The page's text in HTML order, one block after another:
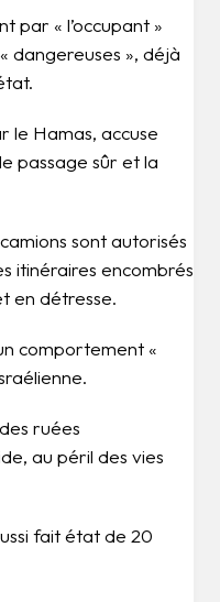
par « l’occupant »
dangereuses », déjà
le Hamas, accuse
passage sûr et la
sont autorisés
itinéraires encombrés
en détresse.
comportement «
ruées
au péril des vies
fait état de 20